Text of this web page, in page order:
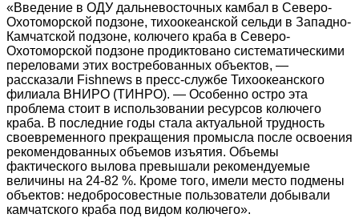
«Введение в ОДУ дальневосточных камбал в Северо-
Охотоморской подзоне, тихоокеанской сельди в Западно-
Камчатской подзоне, колючего краба в Северо-
Охотоморской подзоне продиктовано систематическими
переловами этих востребованных объектов, —
рассказали Fishnews в пресс-службе Тихоокеанского
филиала ВНИРО (ТИНРО). — Особенно остро эта
проблема стоит в использовании ресурсов колючего
краба. В последние годы стала актуальной трудность
своевременного прекращения промысла после освоения
рекомендованных объемов изъятия. Объемы
фактического вылова превышали рекомендуемые
величины на 24-82 %. Кроме того, имели место подмены
объектов: недобросовестные пользователи добывали
камчатского краба под видом колючего».